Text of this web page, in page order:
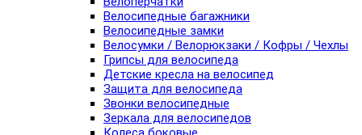
Велосипедные багажники
Велосипедные замки
Велосумки / Велорюкзаки / Кофры / Чехлы
Грипсы для велосипеда
Детские кресла на велосипед
Защита для велосипеда
Звонки велосипедные
Зеркала для велосипедов